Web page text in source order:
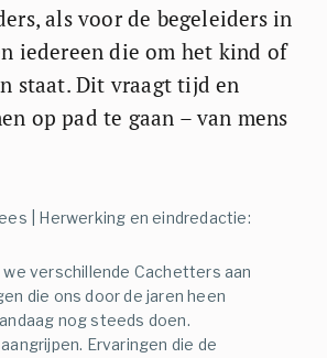
als voor de begeleiders in
iedereen die om het kind of
staat. Dit vraagt tijd en
op pad te gaan – van mens
| Herwerking en eindredactie:
verschillende Cachetters aan
die ons door de jaren heen
nog steeds doen.
Ervaringen die de